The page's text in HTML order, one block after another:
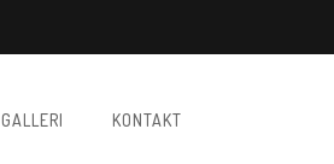
GALLERI KONTAKT